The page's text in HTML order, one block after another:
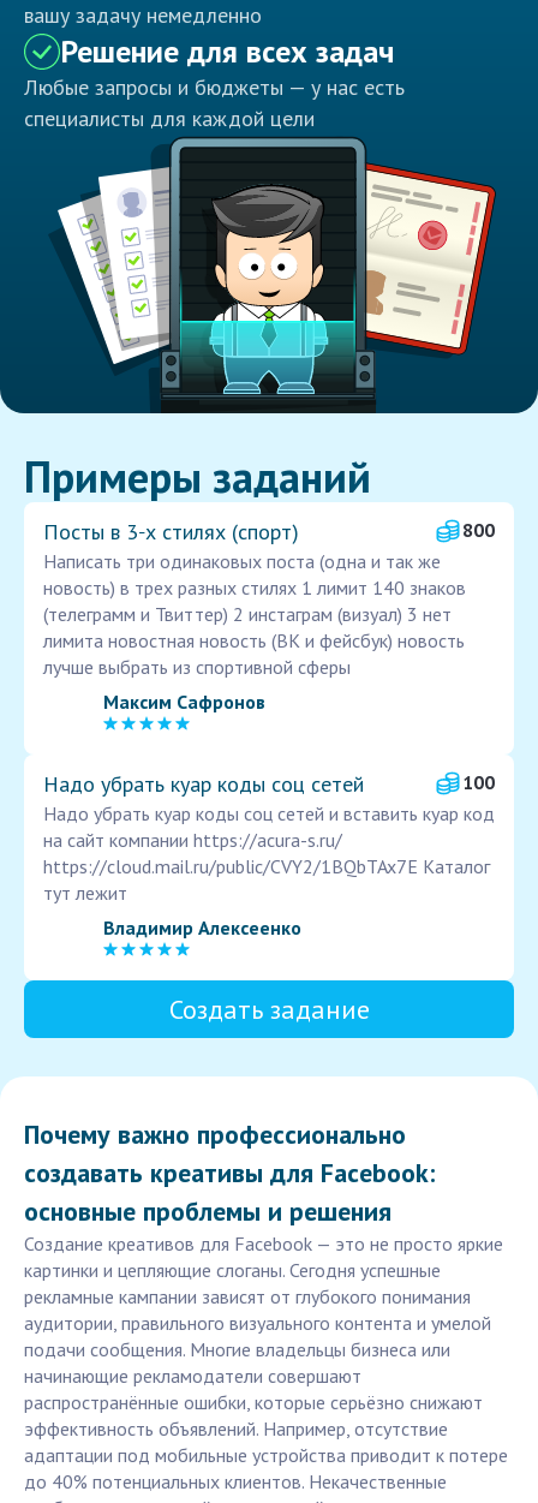
вашу задачу немедленно
Решение для всех задач
Любые запросы и бюджеты — у нас есть
специалисты для каждой цели
Примеры заданий
Посты в 3‑х стилях (спорт)
800
Написать три одинаковых поста (одна и так же
новость) в трех разных стилях 1 лимит 140 знаков
(телеграмм и Твиттер) 2 инстаграм (визуал) 3 нет
лимита новостная новость (ВК и фейсбук) новость
лучше выбрать из спортивной сферы
Максим Сафронов
Надо убрать куар коды соц сетей
100
Надо убрать куар коды соц сетей и вставить куар код
на сайт компании https://acura-s.ru/
https://cloud.mail.ru/public/CVY2/1BQbTAx7E Каталог
тут лежит
Владимир Алексеенко
Создать задание
Почему важно профессионально
создавать креативы для Facebook:
основные проблемы и решения
Создание креативов для Facebook — это не просто яркие
картинки и цепляющие слоганы. Сегодня успешные
рекламные кампании зависят от глубокого понимания
аудитории, правильного визуального контента и умелой
подачи сообщения. Многие владельцы бизнеса или
начинающие рекламодатели совершают
распространённые ошибки, которые серьёзно снижают
эффективность объявлений. Например, отсутствие
адаптации под мобильные устройства приводит к потере
до 40% потенциальных клиентов. Некачественные